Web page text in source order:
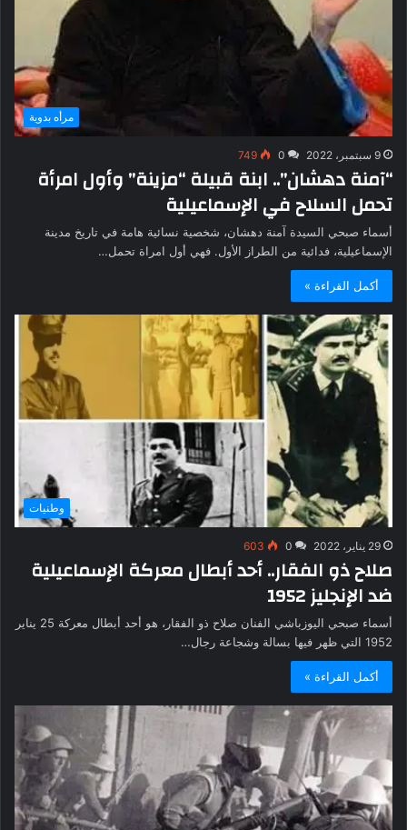
مرأه بدوية
9 سبتمبر، 2022 0
749
“آمنة دهشان”.. ابنة قبيلة “مزينة” وأول امرأة
تحمل السلاح في الإسماعيلية
أسماء صبحي السيدة آمنة دهشان، شخصية نسائية هامة في تاريخ مدينة
الإسماعيلية، فدائية من الطراز الأول. فهي أول امراة تحمل…
أكمل القراءة »
وطنيات
29 يناير، 2022 0
603
صلاح ذو الفقار.. أحد أبطال معركة الإسماعيلية
ضد الإنجليز 1952
أسماء صبحي اليوزباشي الفنان صلاح ذو الفقار، هو أحد أبطال معركة 25 يناير
1952 التي ظهر فيها بسالة وشجاعة رجال…
أكمل القراءة »